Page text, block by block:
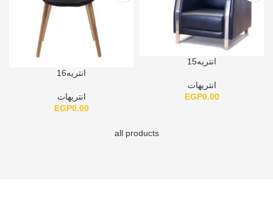
انتريه15
انتريهات
EGP0.00
انتريه16
انتريهات
EGP0.00
all products